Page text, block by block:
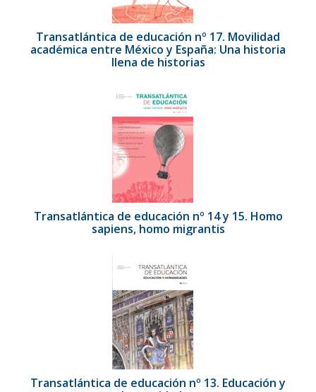
Transatlántica de educación nº 17. Movilidad
académica entre México y España: Una historia
llena de historias
Transatlántica de educación nº 14 y 15. Homo
sapiens, homo migrantis
Transatlántica de educación nº 13. Educación y